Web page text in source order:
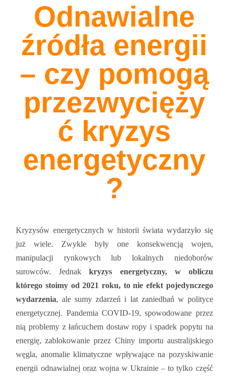
Odnawialne
źródła energii
– czy pomogą
przezwycięży
ć kryzys
energetyczny
?
Kryzysów energetycznych w historii świata wydarzyło się
już wiele. Zwykle były one konsekwencją wojen,
manipulacji rynkowych lub lokalnych niedoborów
surowców. Jednakkryzys energetyczny, w obliczu
którego stoimy od 2021 roku, to nie efekt pojedynczego
wydarzenia, ale sumy zdarzeń i lat zaniedbań w polityce
energetycznej. Pandemia COVID-19, spowodowane przez
nią problemy z łańcuchem dostaw ropy i spadek popytu na
energię, zablokowanie przez Chiny importu australijskiego
węgla, anomalie klimatyczne wpływające na pozyskiwanie
energii odnawialnej oraz wojna w Ukrainie ‒ to tylko część